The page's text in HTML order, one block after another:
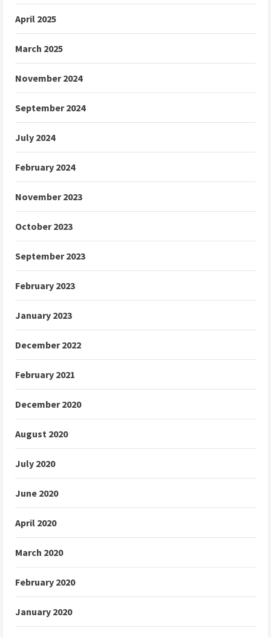
April 2025
March 2025
November 2024
September 2024
July 2024
February 2024
November 2023
October 2023
September 2023
February 2023
January 2023
December 2022
February 2021
December 2020
August 2020
July 2020
June 2020
April 2020
March 2020
February 2020
January 2020